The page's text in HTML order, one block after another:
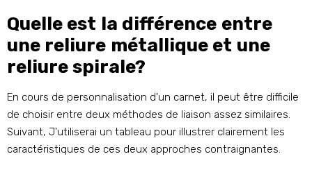
Quelle est la différence entre
une reliure métallique et une
reliure spirale?
En cours de personnalisation d'un carnet, il peut être difficile
de choisir entre deux méthodes de liaison assez similaires.
Suivant, J'utiliserai un tableau pour illustrer clairement les
caractéristiques de ces deux approches contraignantes.